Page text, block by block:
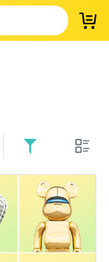
登